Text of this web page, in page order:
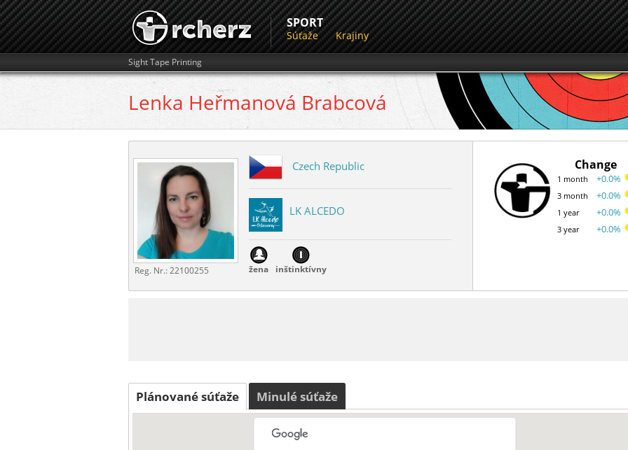
SPORT
Súťaže Krajiny
Sight Tape Printing
Lenka Heřmanová Brabcová
Reg. Nr.:22100255
Czech Republic
LK ALCEDO
žena inštinktívny
Change
1 month
3 month
1 year
3 year
+0.0%
+0.0%
+0.0%
+0.0%
Plánované súťaže Minulé súťaže